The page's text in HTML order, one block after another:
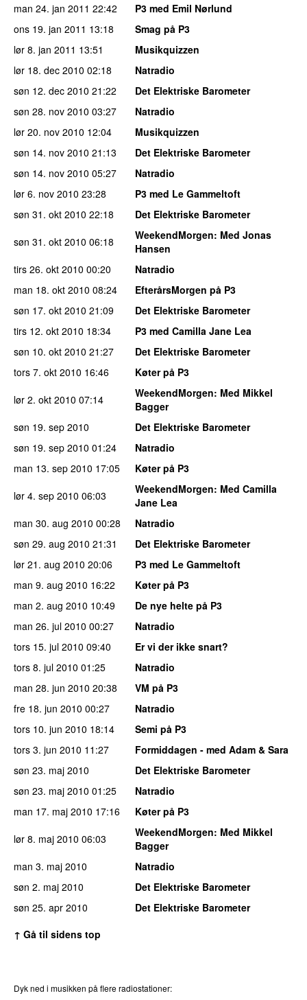
man 24. jan 2011 22:42
P3 med Emil Nørlund
ons 19. jan 2011 13:18
Smag på P3
lør 8. jan 2011 13:51
Musikquizzen
lør 18. dec 2010 02:18
Natradio
søn 12. dec 2010 21:22
Det Elektriske Barometer
søn 28. nov 2010 03:27
Natradio
lør 20. nov 2010 12:04
Musikquizzen
søn 14. nov 2010 21:13
Det Elektriske Barometer
søn 14. nov 2010 05:27
Natradio
lør 6. nov 2010 23:28
P3 med Le Gammeltoft
søn 31. okt 2010 22:18
Det Elektriske Barometer
søn 31. okt 2010 06:18 WeekendMorgen: Med Jonas
Hansen
tirs 26. okt 2010 00:20
Natradio
man 18. okt 2010 08:24
EfterårsMorgen på P3
søn 17. okt 2010 21:09
Det Elektriske Barometer
tirs 12. okt 2010 18:34
P3 med Camilla Jane Lea
søn 10. okt 2010 21:27
Det Elektriske Barometer
tors 7. okt 2010 16:46
Køter på P3
lør 2. okt 2010 07:14 WeekendMorgen: Med Mikkel
Bagger
søn 19. sep 2010
Det Elektriske Barometer
søn 19. sep 2010 01:24
Natradio
man 13. sep 2010 17:05
Køter på P3
lør 4. sep 2010 06:03 WeekendMorgen: Med Camilla
Jane Lea
man 30. aug 2010 00:28
Natradio
søn 29. aug 2010 21:31
Det Elektriske Barometer
lør 21. aug 2010 20:06
P3 med Le Gammeltoft
man 9. aug 2010 16:22
Køter på P3
man 2. aug 2010 10:49
De nye helte på P3
man 26. jul 2010 00:27
Natradio
tors 15. jul 2010 09:40
Er vi der ikke snart?
tors 8. jul 2010 01:25
Natradio
man 28. jun 2010 20:38
VM på P3
fre 18. jun 2010 00:27
Natradio
tors 10. jun 2010 18:14
Semi på P3
tors 3. jun 2010 11:27
Formiddagen - med Adam & Sara
søn 23. maj 2010
Det Elektriske Barometer
søn 23. maj 2010 01:25
Natradio
man 17. maj 2010 17:16
Køter på P3
lør 8. maj 2010 06:03 WeekendMorgen: Med Mikkel
Bagger
man 3. maj 2010
Natradio
søn 2. maj 2010
Det Elektriske Barometer
søn 25. apr 2010
Det Elektriske Barometer
↑ Gå til sidens top
Dyk ned i musikken på flere radiostationer: